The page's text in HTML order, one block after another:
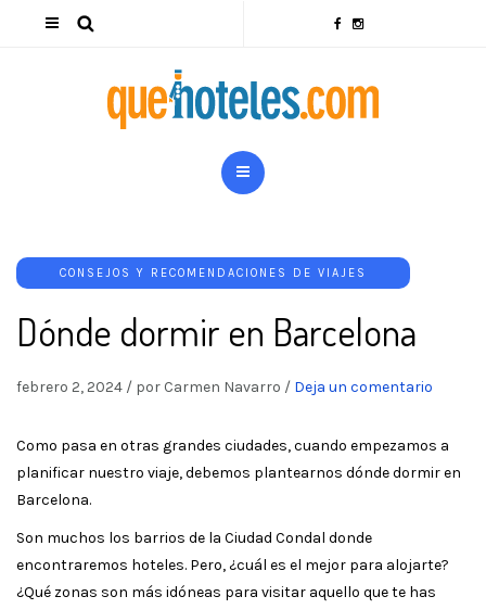
CONSEJOS Y RECOMENDACIONES DE VIAJES
Dónde dormir en Barcelona
febrero 2, 2024 / por Carmen Navarro / Deja un comentario
Como pasa en otras grandes ciudades, cuando empezamos a
planificar nuestro viaje, debemos plantearnos dónde dormir en
Barcelona.
Son muchos los barrios de la Ciudad Condal donde
encontraremos hoteles. Pero, ¿cuál es el mejor para alojarte?
¿Qué zonas son más idóneas para visitar aquello que te has